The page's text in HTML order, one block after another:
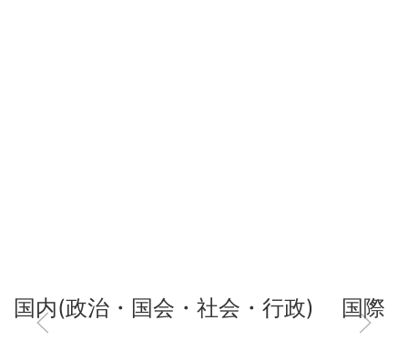
国内(政治・国会・社会・行政) 国際